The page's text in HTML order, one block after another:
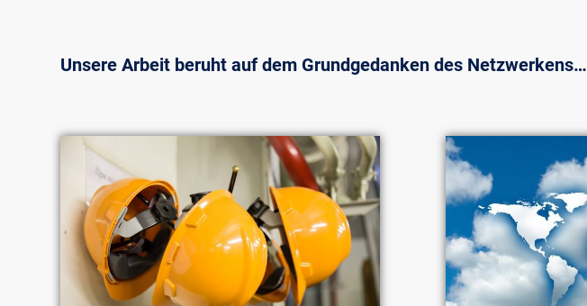
Unsere Arbeit beruht auf dem Grundgedanken des Netzwerkens…